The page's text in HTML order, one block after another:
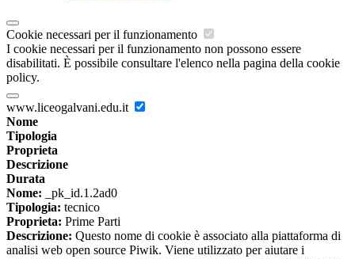
Cookie necessari per il funzionamento
I cookie necessari per il funzionamento non possono essere
disabilitati. È possibile consultare l'elenco nella pagina della cookie
policy.
www.liceogalvani.edu.it
Nome
Tipologia
Proprieta
Descrizione
Durata
Nome: _pk_id.1.2ad0
Tipologia: tecnico
Proprieta: Prime Parti
Descrizione: Questo nome di cookie è associato alla piattaforma di
analisi web open source Piwik. Viene utilizzato per aiutare i